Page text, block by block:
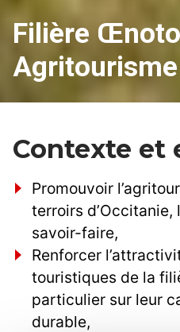
Filière
Agritourisme
Contexte et
Promouvoir
terroirs
savoir-faire,
Renforcer
touristiques de la
particulier sur leur
durable,